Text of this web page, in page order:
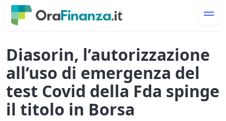
Diasorin, l’autorizzazione
all’uso di emergenza del
test Covid della Fda spinge
il titolo in Borsa